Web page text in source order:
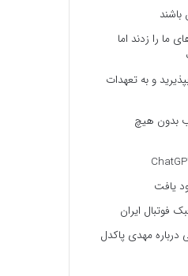
باشند
ما را زدند اما
و به تعهدات
بدون هیچ
یافت
فوتبال ایران
درباره مهدی پاکدل